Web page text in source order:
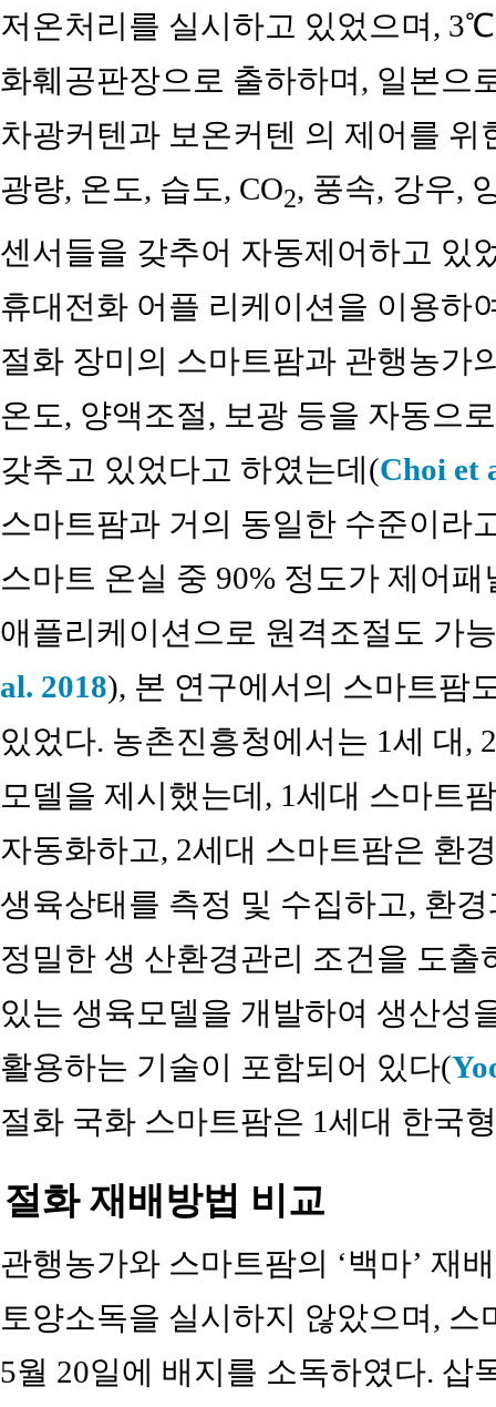
저온처리를 실시하고 있었으며,
화훼공판장으로 출하하며, 일본으
차광커텐과 보온커텐 의 제어를
광량, 온도, 습도, CO2, 풍속, 강우,
센서들을 갖추어 자동제어하고 있
휴대전화 어플 리케이션을 이용하
절화 장미의 스마트팜과 관행농가
온도, 양액조절, 보광 등을 자동으
갖추고 있었다고 하였는데(Choi et
스마트팜과 거의 동일한 수준이라
스마트 온실 중 90% 정도가 제어
애플리케이션으로 원격조절도 가
al. 2018), 본 연구에서의 스마트팜
있었다. 농촌진흥청에서는 1세 대,
모델을 제시했는데, 1세대 스마트
자동화하고, 2세대 스마트팜은 환
생육상태를 측정 및 수집하고, 환
정밀한 생 산환경관리 조건을 도
있는 생육모델을 개발하여 생산성
활용하는 기술이 포함되어 있다(
절화 국화 스마트팜은 1세대 한국
절화 재배방법 비교
관행농가와 스마트팜의 ‘백마’ 재
토양소독을 실시하지 않았으며,
5월 20일에 배지를 소독하였다. 삽